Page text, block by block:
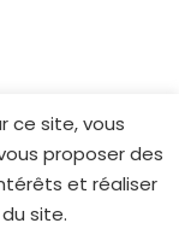
ce site, vous
proposer des
et réaliser
site.